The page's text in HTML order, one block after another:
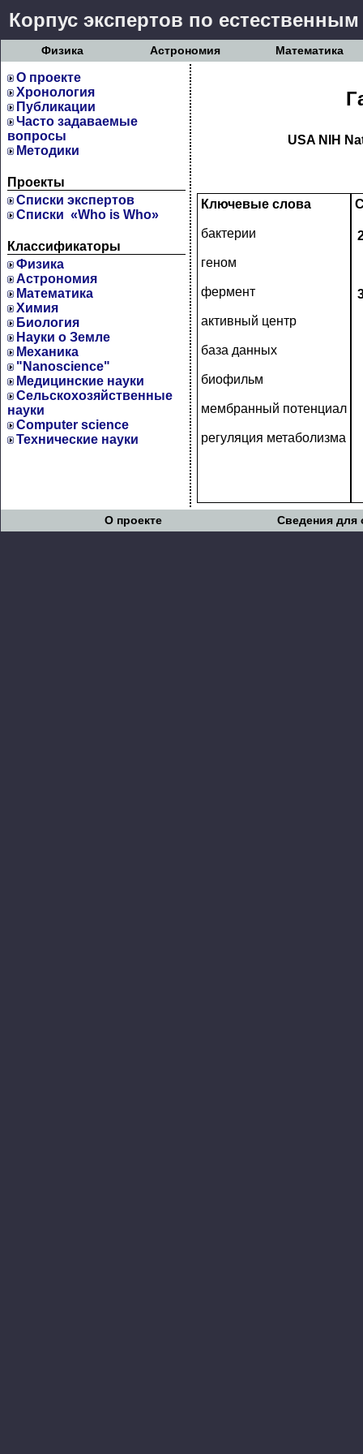
Корпус экспертов по
Физика Астрономия Математика
О проекте
Хронология
Публикации
Часто задаваемые
вопросы
Методики
Проекты
Cписки экспертов
Списки «Who is Who»
Классификаторы
Физика
Астрономия
Математика
Химия
Биология
Науки о Земле
Механика
"Nanoscience"
Медицинские науки
Сельскохозяйственные
науки
Computer science
Технические науки
USA NIH
Ключевые слова
бактерии
геном
фермент
активный центр
база данных
биофильм
мембранный потенциал
регуляция метаболизма
О проекте Сведения для